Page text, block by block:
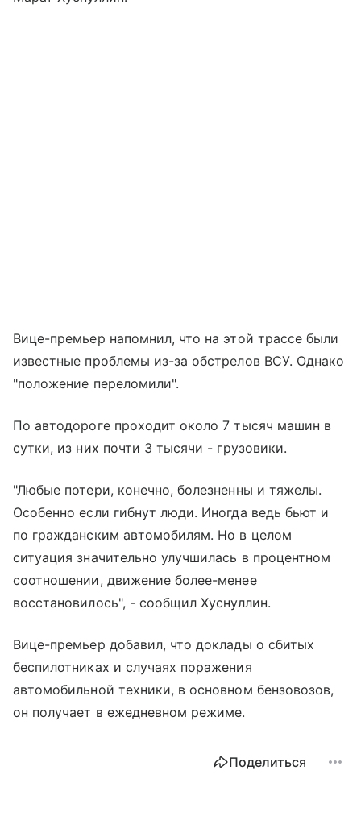
Вице-премьер напомнил, что на этой трассе были
известные проблемы из-за обстрелов ВСУ. Однако
"положение переломили".
По автодороге проходит около 7 тысяч машин в
сутки, из них почти 3 тысячи - грузовики.
"Любые потери, конечно, болезненны и тяжелы.
Особенно если гибнут люди. Иногда ведь бьют и
по гражданским автомобилям. Но в целом
ситуация значительно улучшилась в процентном
соотношении, движение более-менее
восстановилось", - сообщил Хуснуллин.
Вице-премьер добавил, что доклады о сбитых
беспилотниках и случаях поражения
автомобильной техники, в основном бензовозов,
он получает в ежедневном режиме.
Поделиться